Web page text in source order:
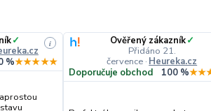
✓
i
%★★★★★
Ověřený zákazník✓
Přidáno 21.
července · Heureka.cz
Doporučuje obchod 100 %